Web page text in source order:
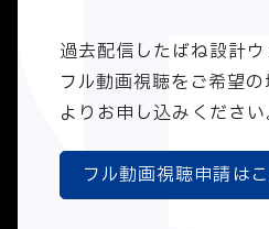
過去配信したばね設計ウ
フル動画視聴をご希望
よりお申し込みください
フル動画視聴申請は